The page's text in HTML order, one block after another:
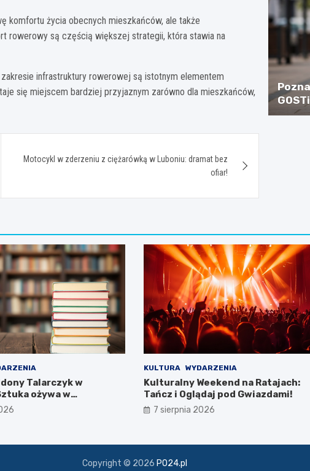
komfortu życia obecnych mieszkańców, ale także
rowerowy są częścią większej strategii, która stawia na
infrastruktury rowerowej są istotnym elementem
się miejscem bardziej przyjaznym zarówno dla mieszkańców,
Motocykl w zderzeniu z ciężarówką w Luboniu: dramat bez
ofiar!
Talarczyk w
ożywa w
KULTURA WYDARZENIA
Kulturalny Weekend na Ratajach:
Tańcz i Oglądaj pod Gwiazdami!
7 sierpnia 2026
Copyright © 2026 PO24.pl